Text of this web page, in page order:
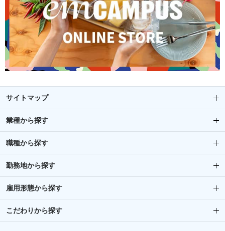
サイトマップ
業種から探す
職種から探す
勤務地から探す
雇用形態から探す
こだわりから探す